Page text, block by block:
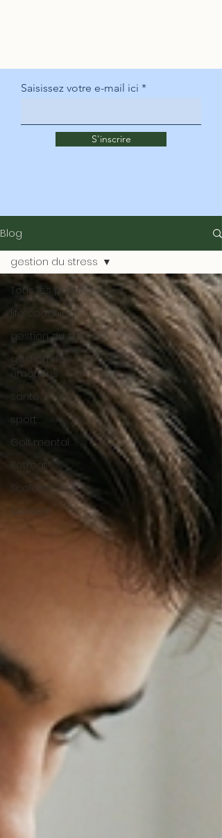
Saisissez votre e-mail ici
S'inscrire
Blog
Tous les posts
life coaching
gestion du stress
gestion des
émotions
santé
sport
Golf mental
Retreat
Scolaire
Scolaire
gestion du stress